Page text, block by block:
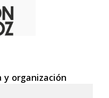
y organización